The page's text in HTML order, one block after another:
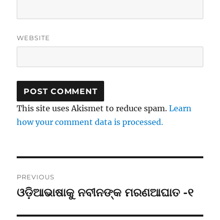
WEBSITE
This site uses Akismet to reduce spam.Learn
how your comment data is processed.
navigation
PREVIOUS
Previous
ଓଡ଼ିଆଭାଷାକୁ ନବୀନଙ୍କ ମରଣଆଘାତ -୧